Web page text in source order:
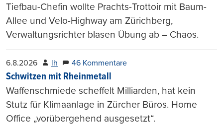
Tiefbau-Chefin wollte Prachts-Trottoir mit Baum-
Allee und Velo-Highway am Zürichberg,
Verwaltungsrichter blasen Übung ab – Chaos.
6.8.2026 lh 46 Kommentare
Schwitzen mit Rheinmetall
Waffenschmiede scheffelt Milliarden, hat kein
Stutz für Klimaanlage in Zürcher Büros. Home
Office „vorübergehend ausgesetzt“.